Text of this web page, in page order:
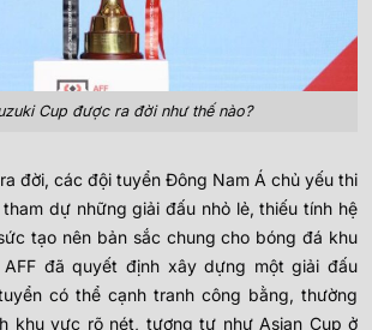
Cup được ra đời như thế nào?
đời, các đội tuyển Đông Nam Á chủ yếu thi
dự những giải đấu nhỏ lẻ, thiếu tính hệ
tạo nên bản sắc chung cho bóng đá khu
đã quyết định xây dựng một giải đấu
có thể cạnh tranh công bằng, thường
khu vực rõ nét, tương tự như Asian Cup ở